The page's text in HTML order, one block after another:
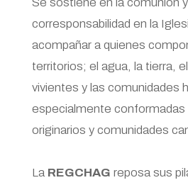
Se sostiene en la comunión y
corresponsabilidad en la
acompañar a quienes
territorios; el agua, la tierra,
vivientes y las comunidades
especialmente conformadas
originarios y comunidades
La REGCHAG reposa sus